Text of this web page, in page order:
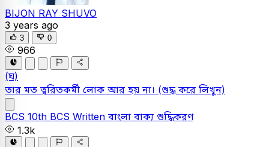
BIJON RAY SHUVO
3 years ago
3 0
966
(ঘ)
তার মত ত্বরিতকর্মী লােক আর হয় না। (শুদ্ধ করে লিখুন)
BCS 10th BCS Written বাংলা বাক্য শুদ্ধিকরণ
1.3k